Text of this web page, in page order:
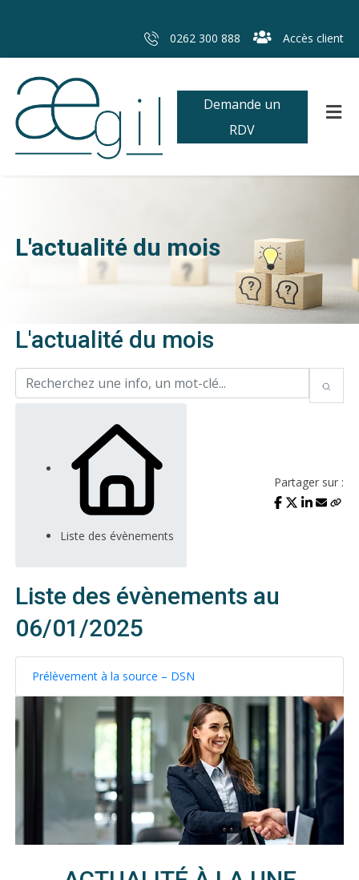
0262 300 888 Accès client
Demande un
RDV
L'actualité du mois
L'actualité du mois
Liste des évènements
Partager sur :
Liste des évènements au
06/01/2025
Prélèvement à la source – DSN